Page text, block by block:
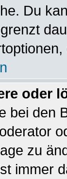
Du
oder
bei den
zu
immer